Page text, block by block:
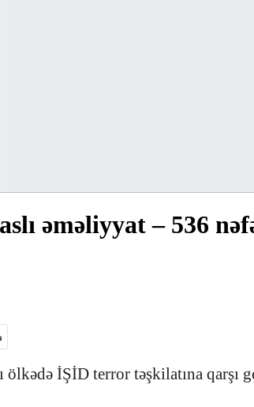
əməliyyat – 536
İŞİD terror təşkilatına qarşı